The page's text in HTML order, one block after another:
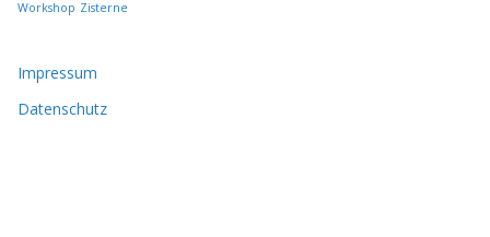
d
n
Workshop Zisterne
Impressum
Datenschutz